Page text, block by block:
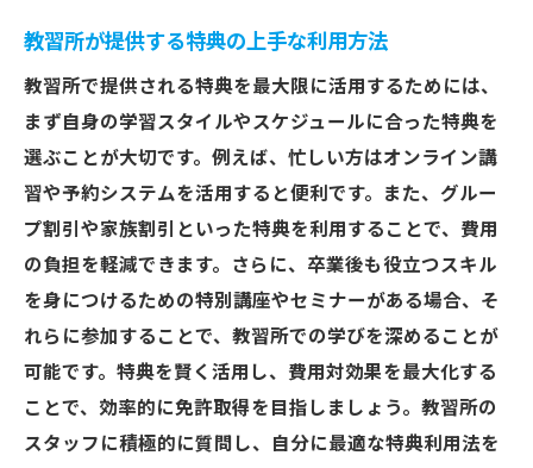
教習所が提供する特典の上手な利用方法
教習所で提供される特典を最大限に活用するためには、
まず自身の学習スタイルやスケジュールに合った特典を
選ぶことが大切です。例えば、忙しい方はオンライン講
習や予約システムを活用すると便利です。また、グルー
プ割引や家族割引といった特典を利用することで、費用
の負担を軽減できます。さらに、卒業後も役立つスキル
を身につけるための特別講座やセミナーがある場合、そ
れらに参加することで、教習所での学びを深めることが
可能です。特典を賢く活用し、費用対効果を最大化する
ことで、効率的に免許取得を目指しましょう。教習所の
スタッフに積極的に質問し、自分に最適な特典利用法を